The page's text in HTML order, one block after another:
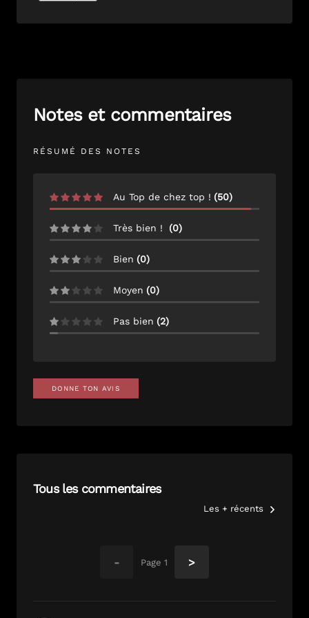
Notes et commentaires
RÉSUMÉ DES NOTES
Au Top de chez top ! (50)
Très bien ! (0)
Bien (0)
Moyen (0)
Pas bien (2)
DONNE TON AVIS
Tous les commentaires
Les + récents
- Page 1 >